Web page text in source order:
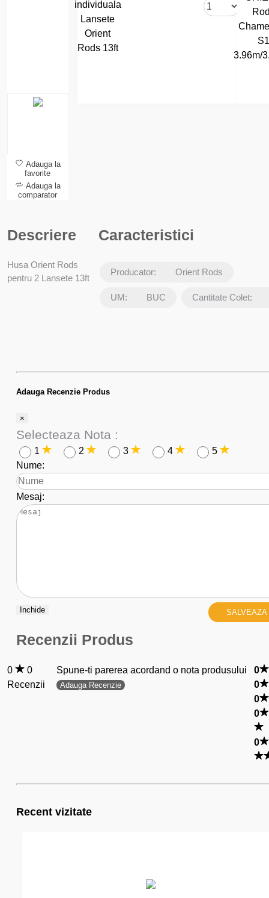
Adauga la
favorite
Adauga la
comparator
Descriere
Husa Orient Rods
pentru 2 Lansete 13ft
Caracteristici
Producator: Orient Rods
UM: BUC Cantitate Colet:
Adauga Recenzie Produs
×
Selecteaza Nota :
1 2 3 4
5
Nume:
Mesaj:
SALVEAZA
Inchide
Recenzii Produs
0
0
Recenzii
Spune-ti parerea acordand o nota produsului
Adauga Recenzie
0
0
0
0
0
Recent vizitate